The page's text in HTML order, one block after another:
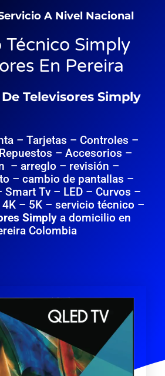
A Nivel Nacional
Técnico Simply
En Pereira
Televisores Simply
– Tarjetas – Controles –
– Accesorios –
– arreglo – revisión –
– cambio de pantallas –
Smart Tv – LED – Curvos –
4K – 5K – servicio técnico –
Simply a domicilio en
Colombia